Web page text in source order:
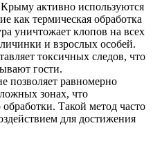
активно используются
как термическая обработка
уничтожает клопов на всех
и взрослых особей.
токсичных следов, что
гости.
позволяет равномерно
зонах, что
Такой метод часто
для достижения